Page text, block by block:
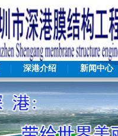
深港介绍 新闻中心